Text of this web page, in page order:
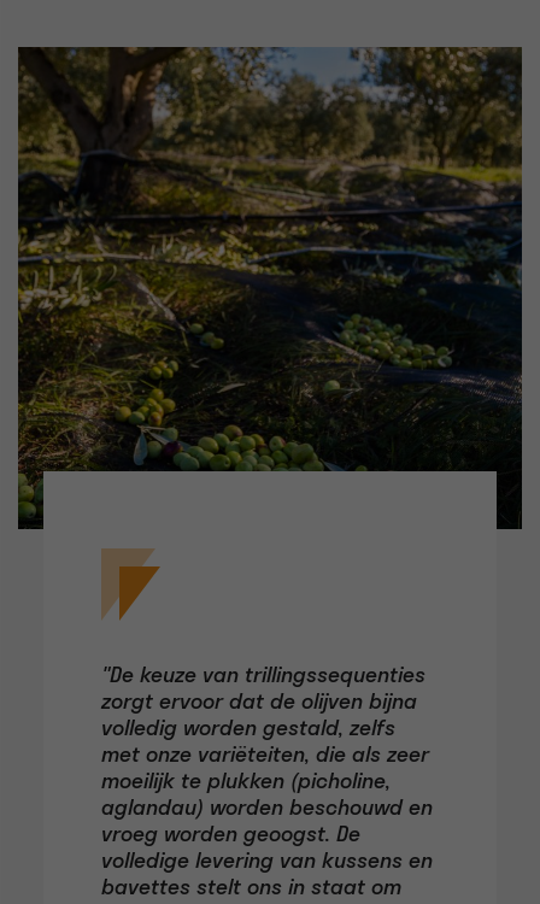
"De keuze van trillingssequenties
zorgt ervoor dat de olijven bijna
volledig worden gestald, zelfs
met onze variëteiten, die als zeer
moeilijk te plukken (picholine,
aglandau) worden beschouwd en
vroeg worden geoogst. De
volledige levering van kussens en
bavettes stelt ons in staat om